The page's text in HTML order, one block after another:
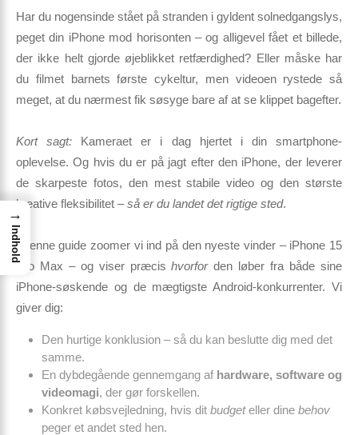
Har du nogensinde stået på stranden i gyldent solnedgangslys,
peget din iPhone mod horisonten – og alligevel fået et billede,
der ikke helt gjorde øjeblikket retfærdighed? Eller måske har
du filmet barnets første cykeltur, men videoen rystede så
meget, at du nærmest fik søsyge bare af at se klippet bagefter.
Kort sagt: Kameraet er i dag hjerteti din smartphone-
oplevelse. Og hvis du er på jagt efter den iPhone, der leverer
de skarpeste fotos, den mest stabile video og den største
kreative fleksibilitet –så er du landet det rigtige sted.
I denne guide zoomer vi ind på den nyeste vinder – iPhone 15
Pro Max – og viser præcishvorforden løber fra både sine
iPhone-søskende og de mægtigste Android-konkurrenter. Vi
giver dig:
Den hurtige konklusion – så du kan beslutte dig med det
samme.
En dybdegående gennemgang af hardware, software og
videomagi, der gør forskellen.
Konkret købsvejledning, hvis dit budgeteller dine behov
peger et andet sted hen.
→
Indhold